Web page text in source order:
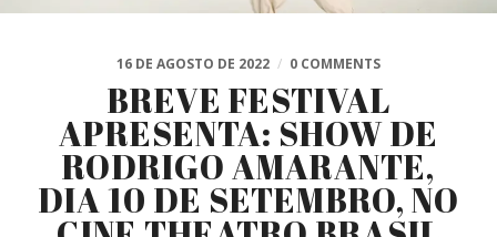
16 DE AGOSTO DE 2022 / 0 COMMENTS
BREVE FESTIVAL
APRESENTA: SHOW DE
RODRIGO AMARANTE,
DIA 10 DE SETEMBRO, NO